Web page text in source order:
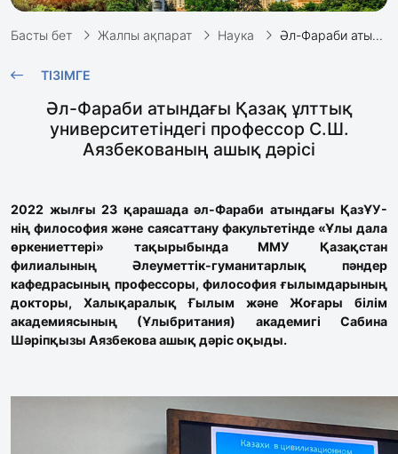
Басты бет Жалпы ақпарат Наука Әл-Фараби атындағы Қазақ ұлттық университетіндегі профессор С.Ш. Аязбекованың ашық дәрісі
ТІЗІМГЕ
Әл-Фараби атындағы Қазақ ұлттық
университетіндегі профессор С.Ш.
Аязбекованың ашық дәрісі
2022 жылғы 23 қарашада әл-Фараби атындағы ҚазҰУ-
нің философия және саясаттану факультетінде «Ұлы дала
өркениеттері» тақырыбында ММУ Қазақстан
филиалының Әлеуметтік-гуманитарлық пәндер
кафедрасының профессоры, философия ғылымдарының
докторы, Халықаралық Ғылым және Жоғары білім
академиясының (Ұлыбритания) академигі Сабина
Шәріпқызы Аязбекова ашық дәріс оқыды.